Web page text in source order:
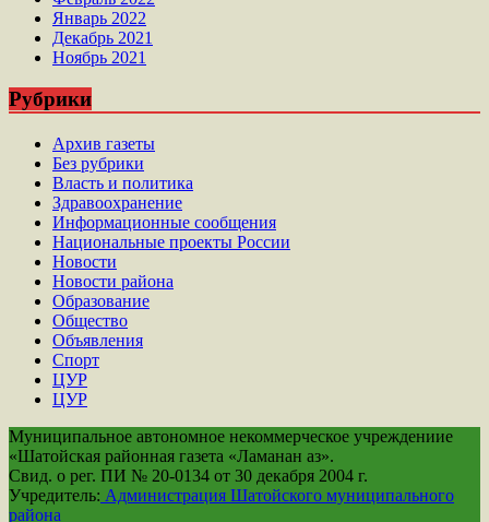
Январь 2022
Декабрь 2021
Ноябрь 2021
Рубрики
Архив газеты
Без рубрики
Власть и политика
Здравоохранение
Информационные сообщения
Национальные проекты России
Новости
Новости района
Образование
Общество
Объявления
Спорт
ЦУР
ЦУР
Муниципальное автономное некоммерческое учреждениие
«Шатойская районная газета «Ламанан аз».
Свид. о рег. ПИ № 20-0134 от 30 декабря 2004 г.
Учредитель: Администрация Шатойского муниципального
района